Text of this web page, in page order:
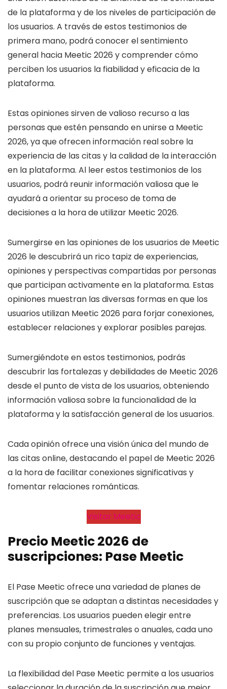
de la plataforma y de los niveles de participación de
los usuarios. A través de estos testimonios de
primera mano, podrá conocer el sentimiento
general hacia Meetic 2026 y comprender cómo
perciben los usuarios la fiabilidad y eficacia de la
plataforma.
Estas opiniones sirven de valioso recurso a las
personas que estén pensando en unirse a Meetic
2026, ya que ofrecen información real sobre la
experiencia de las citas y la calidad de la interacción
en la plataforma. Al leer estos testimonios de los
usuarios, podrá reunir información valiosa que le
ayudará a orientar su proceso de toma de
decisiones a la hora de utilizar Meetic 2026.
Sumergirse en las opiniones de los usuarios de Meetic
2026 le descubrirá un rico tapiz de experiencias,
opiniones y perspectivas compartidas por personas
que participan activamente en la plataforma. Estas
opiniones muestran las diversas formas en que los
usuarios utilizan Meetic 2026 para forjar conexiones,
establecer relaciones y explorar posibles parejas.
Sumergiéndote en estos testimonios, podrás
descubrir las fortalezas y debilidades de Meetic 2026
desde el punto de vista de los usuarios, obteniendo
información valiosa sobre la funcionalidad de la
plataforma y la satisfacción general de los usuarios.
Cada opinión ofrece una visión única del mundo de
las citas online, destacando el papel de Meetic 2026
a la hora de facilitar conexiones significativas y
fomentar relaciones románticas.
Visitar Meetic
Precio Meetic 2026 de
suscripciones: Pase Meetic
El Pase Meetic ofrece una variedad de planes de
suscripción que se adaptan a distintas necesidades y
preferencias. Los usuarios pueden elegir entre
planes mensuales, trimestrales o anuales, cada uno
con su propio conjunto de funciones y ventajas.
La flexibilidad del Pase Meetic permite a los usuarios